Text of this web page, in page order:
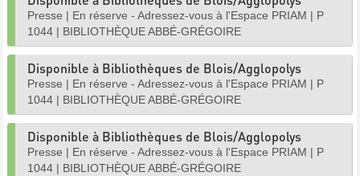
Presse | En réserve - Adressez-vous à l'Espace PRIAM | P
1044 | BIBLIOTHÈQUE ABBÉ-GRÉGOIRE
Disponible à Bibliothèques de Blois/Agglopolys
Presse | En réserve - Adressez-vous à l'Espace PRIAM | P
1044 | BIBLIOTHÈQUE ABBÉ-GRÉGOIRE
Disponible à Bibliothèques de Blois/Agglopolys
Presse | En réserve - Adressez-vous à l'Espace PRIAM | P
1044 | BIBLIOTHÈQUE ABBÉ-GRÉGOIRE